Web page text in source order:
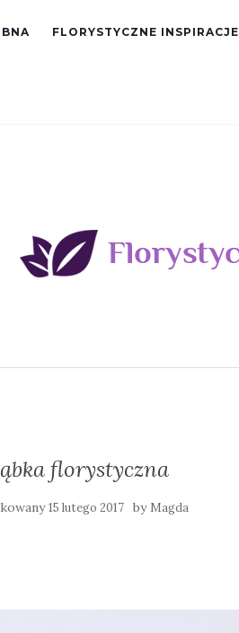
FLORYSTYCZNE INSPIRACJE
florystyczna
15 lutego 2017 by Magda